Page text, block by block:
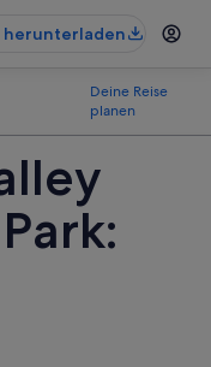
herunterladen
Deine Reise
planen